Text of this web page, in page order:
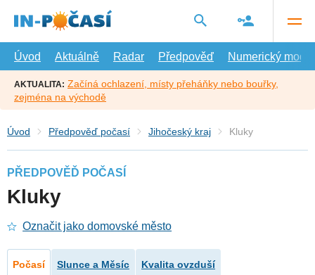
hlavní
Úvod
Aktuálně Radar Předpověď Numerický model
AKTUALITA: Začíná ochlazení, místy přeháňky nebo bouřky,
zejména na východě
Úvod Předpověď počasí Jihočeský kraj Kluky
PŘEDPOVĚĎ POČASÍ
Kluky
Označit jako domovské město
Počasí Slunce a Měsíc Kvalita ovzduší